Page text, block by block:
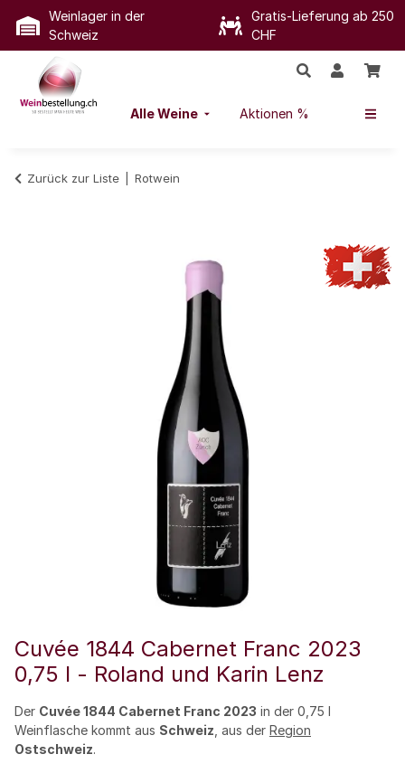
Weinlager in der
Schweiz
Gratis-Lieferung ab 250
CHF
Alle Weine Aktionen %
Zurück zur Liste Rotwein
Cuvée 1844 Cabernet Franc 2023
0,75 l - Roland und Karin Lenz
Der Cuvée 1844 Cabernet Franc 2023 in der 0,75 l
Weinflasche kommt aus Schweiz , aus der Region
Ostschweiz.